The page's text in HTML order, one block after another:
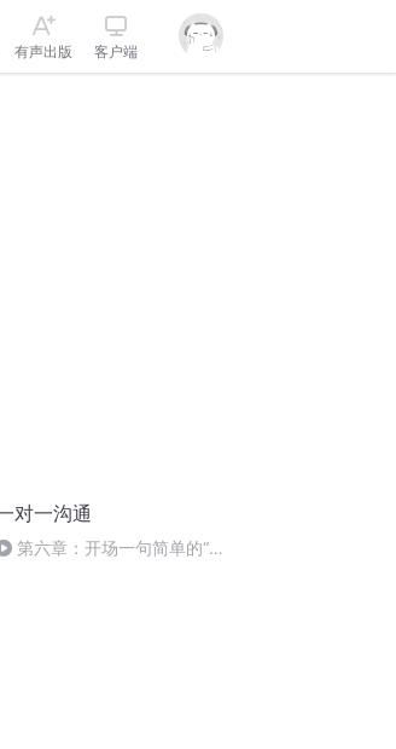
有声出版 客户端
对一沟通
第六章：开场一句简单的“你